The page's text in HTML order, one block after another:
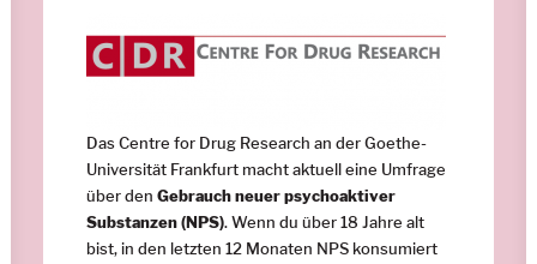
Das Centre for Drug Research an der Goethe-
Universität Frankfurt macht aktuell eine Umfrage
über den Gebrauch neuer psychoaktiver
Substanzen (NPS). Wenn du über 18 Jahre alt
bist, in den letzten 12 Monaten NPS konsumiert